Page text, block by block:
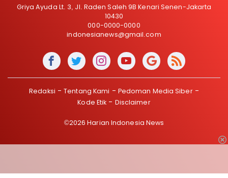
Griya Ayuda Lt. 3, Jl. Raden Saleh 9B Kenari Senen-Jakarta
10430
000-0000-0000
indonesianews@gmail.com
Redaksi Tentang Kami
Pedoman Media Siber
Kode Etik
Disclaimer
©2026 Harian Indonesia News